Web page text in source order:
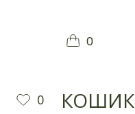
0
0
КОШИК